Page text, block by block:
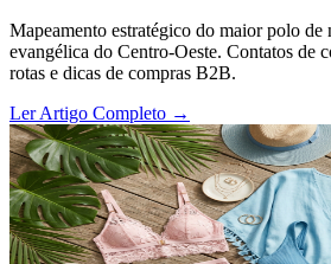
Mapeamento estratégico do maior polo de
evangélica do Centro-Oeste. Contatos de
rotas e dicas de compras B2B.
Ler Artigo Completo →